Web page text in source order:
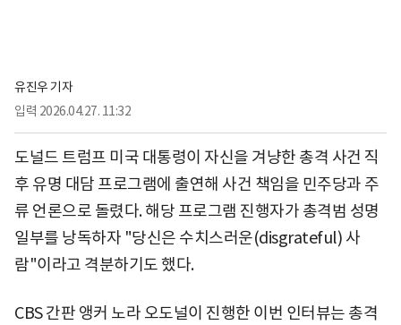
유진우 기자
입력 2026.04.27. 11:32
도널드 트럼프 미국 대통령이 자신을 겨냥한 총격 사건 직
후 유명 대담 프로그램에 출연해 사건 책임을 민주당과 주
류 언론으로 돌렸다. 해당 프로그램 진행자가 총격범 성명
일부를 낭독하자 "당신은 수치스러운(disgrateful) 사
람"이라고 격분하기도 했다.
CBS 간판 앵커 노라 오도널이 진행한 이번 인터뷰는 총격